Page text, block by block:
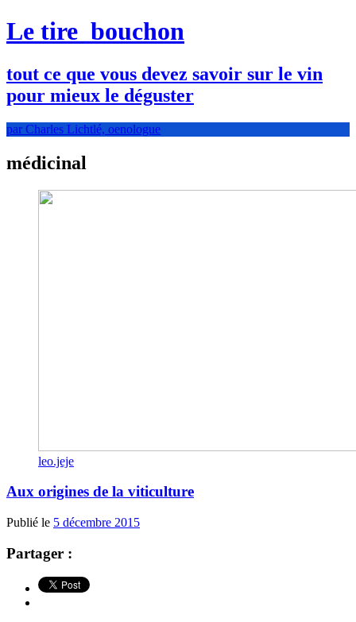
Le tire bouchon
tout ce que vous devez savoir sur le vin
pour mieux le déguster
par Charles Lichtlé, oenologue
médicinal
leo.jeje
Aux origines de la viticulture
Publié le 5 décembre 2015
Partager :